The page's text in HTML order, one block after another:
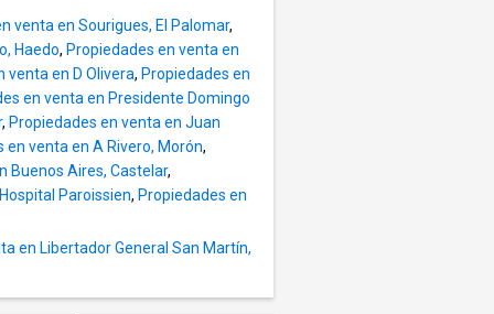
venta en Sourigues, El Palomar,
Haedo, Propiedades en venta en
venta en D Olivera, Propiedades en
en venta en Presidente Domingo
, Propiedades en venta en Juan
en venta en A Rivero, Morón,
Buenos Aires, Castelar,
Paroissien, Propiedades en
en Libertador General San Martín,